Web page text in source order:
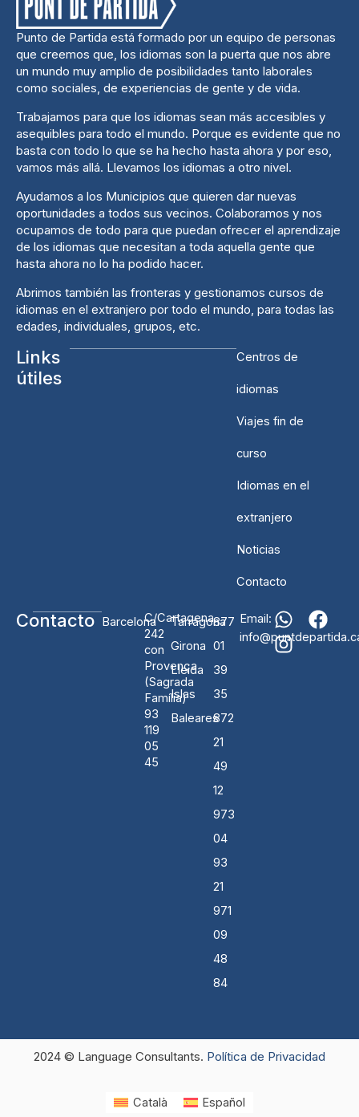
Punto de Partida está formado por un equipo de personas
que creemos que, los idiomas son la puerta que nos abre
un mundo muy amplio de posibilidades tanto laborales
como sociales, de experiencias de gente y de vida.
Trabajamos para que los idiomas sean más accesibles y
asequibles para todo el mundo. Porque es evidente que no
basta con todo lo que se ha hecho hasta ahora y por eso,
vamos más allá. Llevamos los idiomas a otro nivel.
Ayudamos a los Municipios que quieren dar nuevas
oportunidades a todos sus vecinos. Colaboramos y nos
ocupamos de todo para que puedan ofrecer el aprendizaje
de los idiomas que necesitan a toda aquella gente que
hasta ahora no lo ha podido hacer.
Abrimos también las fronteras y gestionamos cursos de
idiomas en el extranjero por todo el mundo, para todas las
edades, individuales, grupos, etc.
Links
útiles
Centros de
idiomas
Viajes fin de
curso
Idiomas en el
extranjero
Noticias
Contacto
Contacto BarcelonaC/Cartagena
242
con
Provença
(Sagrada
Família)
93
119
05
45
Tarragona
Girona
Lleida
Islas
Baleares
877
01
39
35
872
21
49
12
973
04
93
21
971
09
48
84
Email:
W
h
a
F
a
I
n
s
2024 © Language Consultants. Política de Privacidad
Català Español